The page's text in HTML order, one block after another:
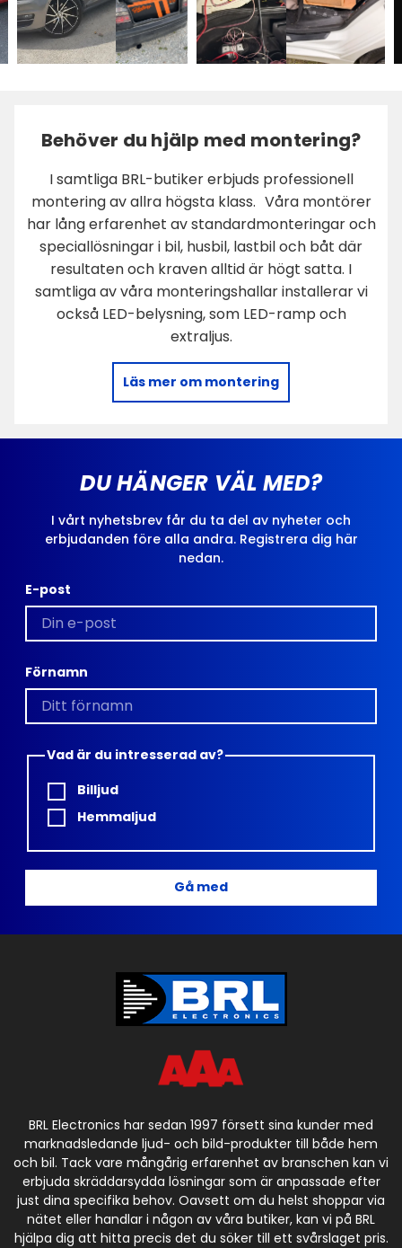
Behöver du hjälp med montering?
I samtliga BRL-butiker erbjuds professionell
montering av allra högsta klass. Våra montörer
har lång erfarenhet av standardmonteringar och
speciallösningar i bil, husbil, lastbil och båt där
resultaten och kraven alltid är högt satta. I
samtliga av våra monteringshallar installerar vi
också LED-belysning, som LED-ramp och
extraljus.
Läs mer om montering
DU HÄNGER VÄL MED?
I vårt nyhetsbrev får du ta del av nyheter och
erbjudanden före alla andra. Registrera dig här
nedan.
E-post
Förnamn
Vad är du intresserad av?
Billjud
Hemmaljud
Gå med
BRL Electronics har sedan 1997 försett sina kunder med
marknadsledande ljud- och bild-produkter till både hem
och bil. Tack vare mångårig erfarenhet av branschen kan vi
erbjuda skräddarsydda lösningar som är anpassade efter
just dina specifika behov. Oavsett om du helst shoppar via
nätet eller handlar i någon av våra butiker, kan vi på BRL
hjälpa dig att hitta precis det du söker till ett svårslaget pris.